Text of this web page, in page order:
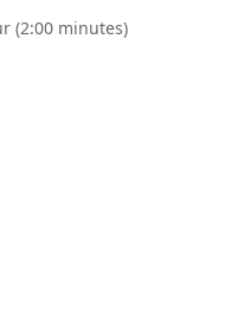
(2:00 minutes)